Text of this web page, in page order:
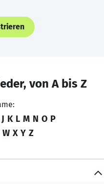
von A bis Z
J K L M N O P
W X Y Z